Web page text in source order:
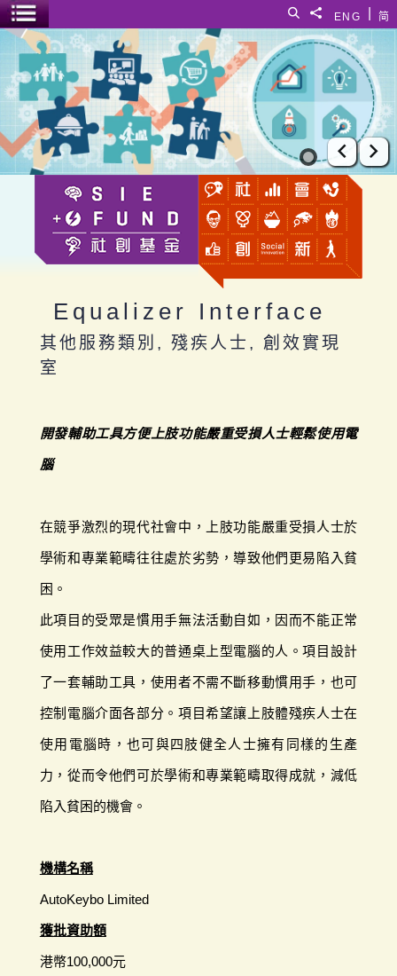
简
ENG
分享給
搜尋
選單開關
Equalizer Interface
上一張
下
Equalizer Interface
其他服務類別, 殘疾人士, 創效實現
室
開發輔助工具方便上肢功能嚴重受損人士輕鬆使用電
腦
在競爭激烈的現代社會中，上肢功能嚴重受損人士於
學術和專業範疇往往處於劣勢，導致他們更易陷入貧
困。
此項目的受眾是慣用手無法活動自如，因而不能正常
使用工作效益較大的普通桌上型電腦的人。項目設計
了一套輔助工具，使用者不需不斷移動慣用手，也可
控制電腦介面各部分。項目希望讓上肢體殘疾人士在
使用電腦時，也可與四肢健全人士擁有同樣的生產
力，從而令他們可於學術和專業範疇取得成就，減低
陷入貧困的機會。
機構名稱
AutoKeybo Limited
獲批資助額
港幣100,000元